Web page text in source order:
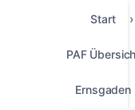
Start
PAF
Ernsgaden